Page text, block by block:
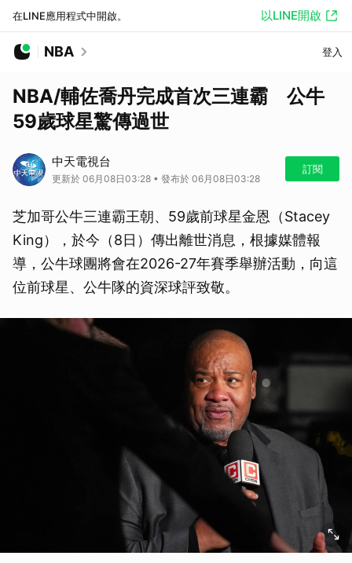
在LINE應用程式中開啟。 以LINE開啟
NBA 登入
NBA/輔佐喬丹完成首次三連霸 公牛
59歲球星驚傳過世
中天電視台
更新於 06月08日03:28 • 發布於 06月08日03:28
訂閱
芝加哥公牛三連霸王朝、59歲前球星金恩（Stacey
King），於今（8日）傳出離世消息，根據媒體報
導，公牛球團將會在2026-27年賽季舉辦活動，向這
位前球星、公牛隊的資深球評致敬。